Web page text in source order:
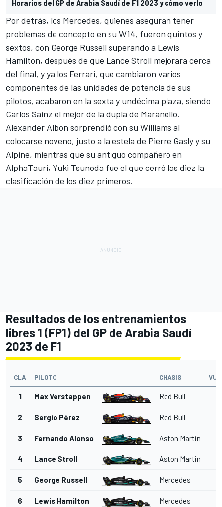
Horarios del GP de Arabia Saudí de F1 2023 y cómo verlo
Por detrás, los Mercedes, quienes aseguran tener
problemas de concepto en su W14, fueron quintos y
sextos, con George Russell superando a Lewis
Hamilton, después de que Lance Stroll mejorara cerca
del final, y ya los Ferrari, que cambiaron varios
componentes de las unidades de potencia de sus
pilotos, acabaron en la sexta y undécima plaza, siendo
Carlos Sainz el mejor de la dupla de Maranello.
Alexander Albon sorprendió con su Williams al
colocarse noveno, justo a la estela de Pierre Gaslyy su
Alpine, mientras que su antiguo compañero en
AlphaTauri, Yuki Tsunoda fue el que cerró las diez la
clasificación de los diez primeros.
Resultados de los entrenamientos
libres 1 (FP1) del GP de Arabia Saudí
2023 de F1
CLA PILOTO CHASIS
1 Max Verstappen Red Bull
2 Sergio Pérez Red Bull
3 Fernando Alonso Aston Martin
4 Lance Stroll Aston Martin
5 George Russell Mercedes
6 Lewis Hamilton Mercedes